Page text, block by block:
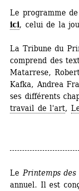
Le programme
ici, celui de la
La Tribune du
comprend des
Matarrese,
Kafka, Andrea
ses différents
travail de l'art,
Le Printemps
annuel. Il est